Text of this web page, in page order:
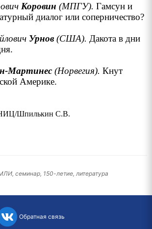
Коровин (МПГУ). Гамсун и
диалог или соперничество?
Урнов (США). Дакота в дни
Мартинес (Норвегия). Кнут
Америке.
Шпилькин С.В.
семинар, 150-летие, литература
Обратная связь